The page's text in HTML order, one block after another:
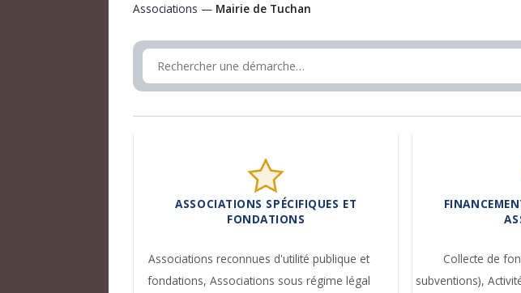
Associations — Mairie de Tuchan
ASSOCIATIONS SPÉCIFIQUES ET
FONDATIONS
Associations reconnues d'utilité publique et
fondations, Associations sous régime légal
Collecte de
subventions),